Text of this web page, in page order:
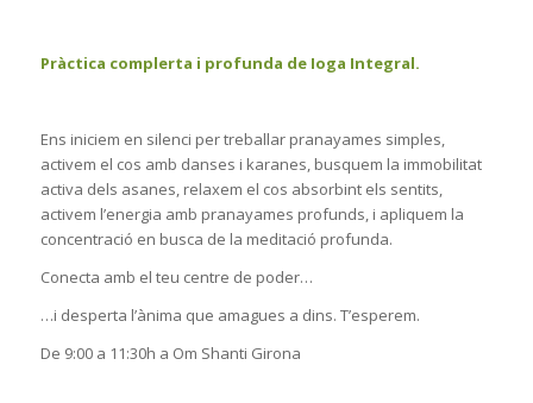
Pràctica complerta i profunda de Ioga Integral.
Ens iniciem en silenci per treballar pranayames simples,
activem el cos amb danses i karanes, busquem la immobilitat
activa dels asanes, relaxem el cos absorbint els sentits,
activem l’energia amb pranayames profunds, i apliquem la
concentració en busca de la meditació profunda.
Conecta amb el teu centre de poder…
…i desperta l’ànima que amagues a dins. T’esperem.
De 9:00 a 11:30h a Om Shanti Girona